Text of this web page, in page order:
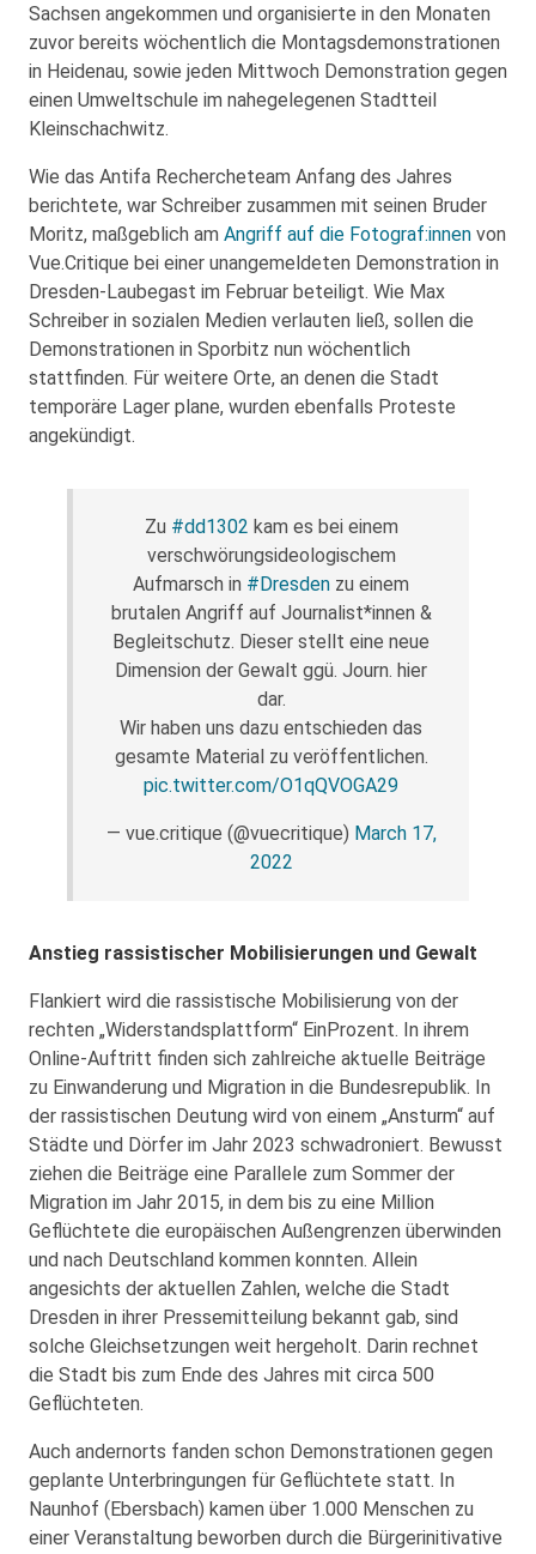
Sachsen angekommen und organisierte in den Monaten
zuvor bereits wöchentlich die Montagsdemonstrationen
in Heidenau, sowie jeden Mittwoch Demonstration gegen
einen Umweltschule im nahegelegenen Stadtteil
Kleinschachwitz.
Wie das Antifa Rechercheteam Anfang des Jahres
berichtete, war Schreiber zusammen mit seinen Bruder
Moritz, maßgeblich am Angriff auf die Fotograf:innen von
Vue.Critique bei einer unangemeldeten Demonstration in
Dresden-Laubegast im Februar beteiligt. Wie Max
Schreiber in sozialen Medien verlauten ließ, sollen die
Demonstrationen in Sporbitz nun wöchentlich
stattfinden. Für weitere Orte, an denen die Stadt
temporäre Lager plane, wurden ebenfalls Proteste
angekündigt.
Zu #dd1302 kam es bei einem
verschwörungsideologischem
Aufmarsch in #Dresden zu einem
brutalen Angriff auf Journalist*innen &
Begleitschutz. Dieser stellt eine neue
Dimension der Gewalt ggü. Journ. hier
dar.
Wir haben uns dazu entschieden das
gesamte Material zu veröffentlichen.
pic.twitter.com/O1qQVOGA29
— vue.critique (@vuecritique) March 17,
2022
Anstieg rassistischer Mobilisierungen und Gewalt
Flankiert wird die rassistische Mobilisierung von der
rechten „Widerstandsplattform“ EinProzent. In ihrem
Online-Auftritt finden sich zahlreiche aktuelle Beiträge
zu Einwanderung und Migration in die Bundesrepublik. In
der rassistischen Deutung wird von einem „Ansturm“ auf
Städte und Dörfer im Jahr 2023 schwadroniert. Bewusst
ziehen die Beiträge eine Parallele zum Sommer der
Migration im Jahr 2015, in dem bis zu eine Million
Geflüchtete die europäischen Außengrenzen überwinden
und nach Deutschland kommen konnten. Allein
angesichts der aktuellen Zahlen, welche die Stadt
Dresden in ihrer Pressemitteilung bekannt gab, sind
solche Gleichsetzungen weit hergeholt. Darin rechnet
die Stadt bis zum Ende des Jahres mit circa 500
Geflüchteten.
Auch andernorts fanden schon Demonstrationen gegen
geplante Unterbringungen für Geflüchtete statt. In
Naunhof (Ebersbach) kamen über 1.000 Menschen zu
einer Veranstaltung beworben durch die Bürgerinitivative